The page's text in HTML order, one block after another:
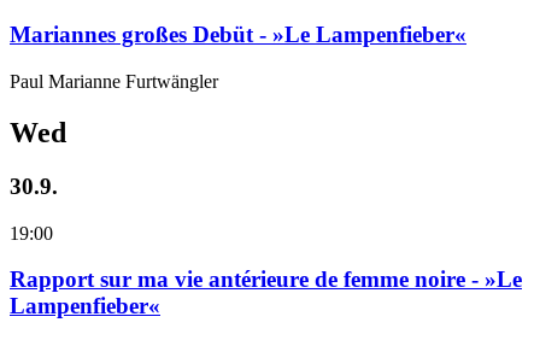
Mariannes großes Debüt - »Le Lampenfieber«
Paul Marianne Furtwängler
Wed
30.9.
19:00
Rapport sur ma vie antérieure de femme noire - »Le
Lampenfieber«